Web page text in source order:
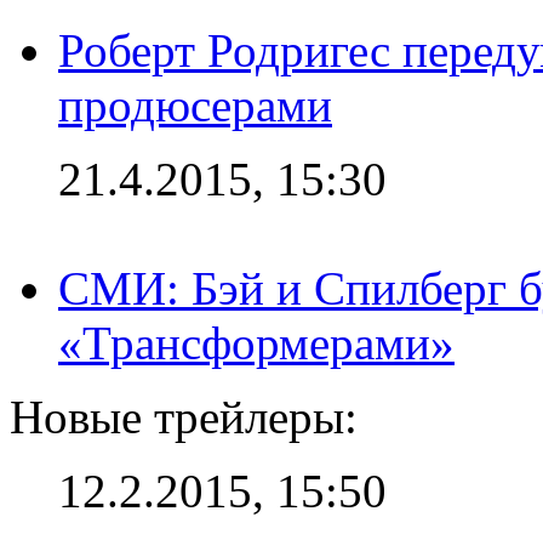
Роберт Родригес
продюсерами
21.4.2015, 15:30
СМИ: Бэй и Спилберг
«Трансформерами»
Новые трейлеры:
12.2.2015, 15:50